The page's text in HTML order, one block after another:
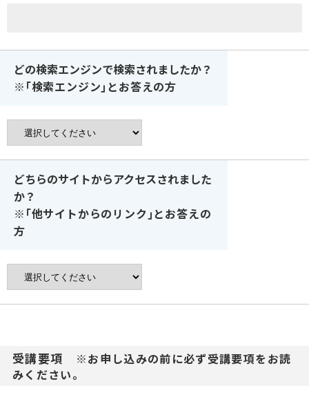
どの検索エンジンで検索されましたか？
※｢検索エンジン｣とお答えの方
どちらのサイトからアクセスされました
か？
※｢他サイトからのリンク｣とお答えの
方
受講要項
※お申し込みの前に必ず受講要項をお読
みください。